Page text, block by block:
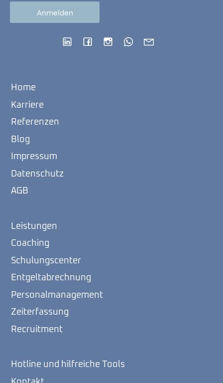
Home
Karriere
Referenzen
Blog
Impressum
Datenschutz
AGB
Leistungen
Coaching
Schulungscenter
Entgeltabrechnung
Personalmanagement
Zeiterfassung
Recruitment
Hotline und hilfreiche Tools